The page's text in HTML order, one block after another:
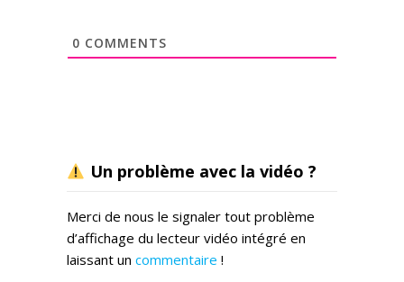
0 COMMENTS
Un problème avec la vidéo ?
Merci de nous le signaler tout problème
d’affichage du lecteur vidéo intégré en
laissant un commentaire !